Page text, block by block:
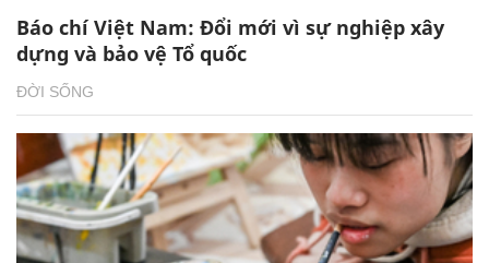
Báo chí Việt Nam: Đổi mới vì sự nghiệp xây
dựng và bảo vệ Tổ quốc
ĐỜI SỐNG